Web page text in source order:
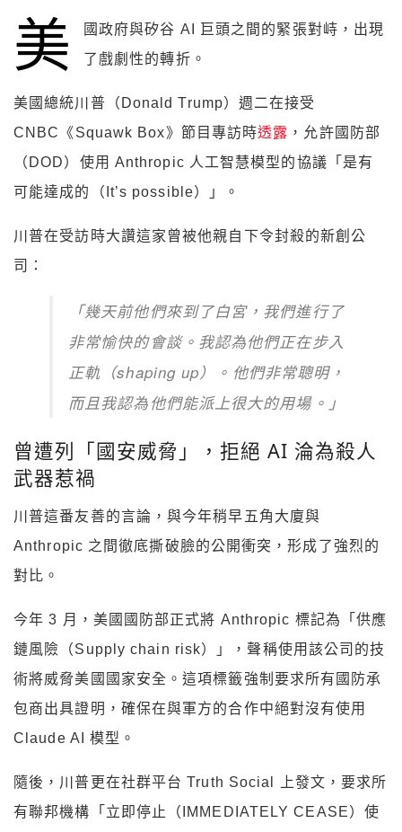
美
國政府與矽谷 AI 巨頭之間的緊張對峙，出現
了戲劇性的轉折。
美國總統川普（Donald Trump）週二在接受
CNBC《Squawk Box》節目專訪時透露 ，允許國防部
（DOD）使用 Anthropic 人工智慧模型的協議「是有
可能達成的（It’s possible）」。
川普在受訪時大讚這家曾被他親自下令封殺的新創公
司：
「幾天前他們來到了白宮，我們進行了
非常愉快的會談。我認為他們正在步入
正軌（shaping up）。他們非常聰明，
而且我認為他們能派上很大的用場。」
曾遭列「國安威脅」，拒絕 AI 淪為殺人
武器惹禍
川普這番友善的言論，與今年稍早五角大廈與
Anthropic 之間徹底撕破臉的公開衝突，形成了強烈的
對比。
今年 3 月，美國國防部正式將 Anthropic 標記為「供應
鏈風險（Supply chain risk）」，聲稱使用該公司的技
術將威脅美國國家安全。這項標籤強制要求所有國防承
包商出具證明，確保在與軍方的合作中絕對沒有使用
Claude AI 模型。
隨後，川普更在社群平台 Truth Social 上發文，要求所
有聯邦機構「立即停止（IMMEDIATELY CEASE）使